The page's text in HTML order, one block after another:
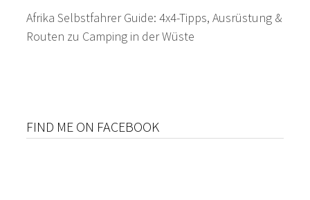
Afrika Selbstfahrer Guide: 4x4-Tipps, Ausrüstung &
Routen zu Camping in der Wüste
FIND ME ON FACEBOOK